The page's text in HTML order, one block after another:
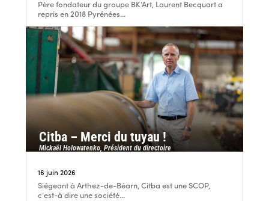
Père fondateur du groupe BK’Art, Laurent Becquart a
repris en 2018 Pyrénées...
Citba – Merci du tuyau !
Mickaël Holowatenko, Président du directoire
16 juin 2026
Siégeant à Arthez-de-Béarn, Citba est une SCOP,
c’est-à dire une société...